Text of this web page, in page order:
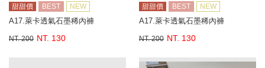
甜甜價 BEST NEW
A17.萊卡透氣石墨稀內褲
NT. 200 NT. 130
甜甜價 BEST NEW
A17.萊卡透氣石墨稀內褲
NT. 200 NT. 130